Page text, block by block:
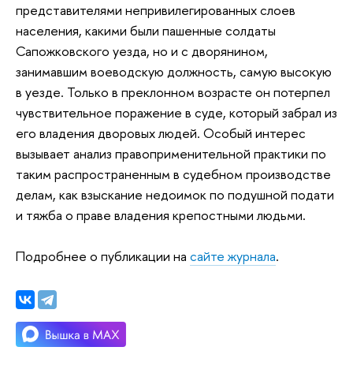
представителями непривилегированных слоев
населения, какими были пашенные солдаты
Сапожковского уезда, но и с дворянином,
занимавшим воеводскую должность, самую высокую
в уезде. Только в преклонном возрасте он потерпел
чувствительное поражение в суде, который забрал из
его владения дворовых людей. Особый интерес
вызывает анализ правоприменительной практики по
таким распространенным в судебном производстве
делам, как взыскание недоимок по подушной подати
и тяжба о праве владения крепостными людьми.
Подробнее о публикации на сайте журнала.